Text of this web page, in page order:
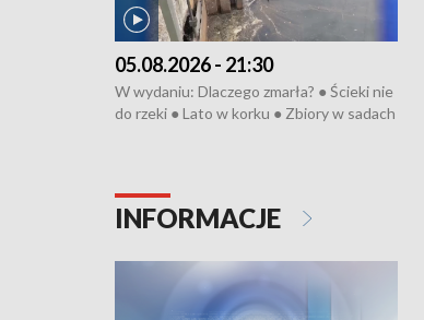
05.08.2026 - 21:30
W wydaniu: Dlaczego zmarła? ● Ścieki nie
do rzeki ● Lato w korku ● Zbiory w sadach
INFORMACJE